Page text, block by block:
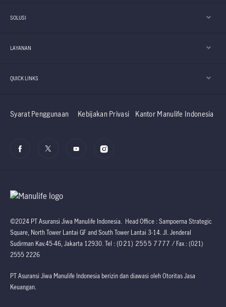
SOLUSI
LAYANAN
QUICK LINKS
Syarat Penggunaan Kebijakan Privasi Kantor Manulife Indonesia
©2024 PT Asuransi Jiwa Manulife Indonesia. Head Office : Sampoerna Strategic
Square, North Tower Lantai GF and South Tower Lantai 3-14. Jl. Jenderal
Sudirman Kav.45-46, Jakarta 12930. Tel :(021) 2555 7777 / Fax : (021)
2555 2226
PT Asuransi Jiwa Manulife Indonesia berizin dan diawasi oleh Otoritas Jasa
Keuangan.